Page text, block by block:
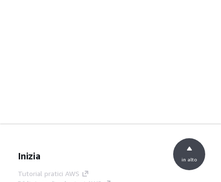
Inizia
Tutorial pratici AWS
in alto